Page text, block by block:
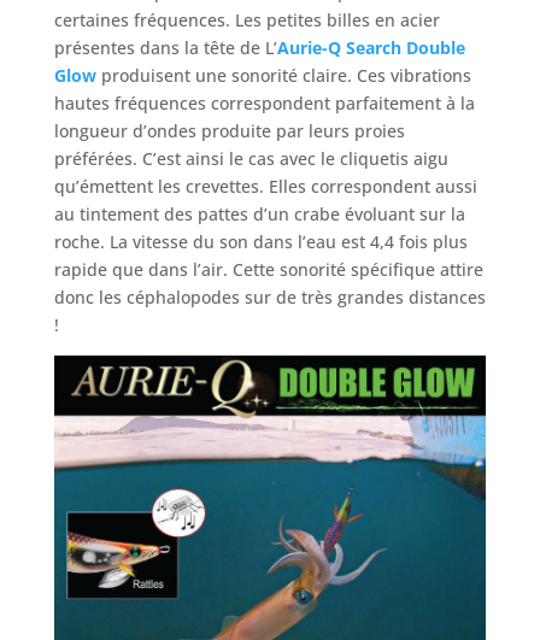
certaines fréquences. Les petites billes en acier
présentes dans la tête de L’Aurie-Q Search Double
Glow produisent une sonorité claire. Ces vibrations
hautes fréquences correspondent parfaitement à la
longueur d’ondes produite par leurs proies
préférées. C’est ainsi le cas avec le cliquetis aigu
qu’émettent les crevettes. Elles correspondent aussi
au tintement des pattes d’un crabe évoluant sur la
roche. La vitesse du son dans l’eau est 4,4 fois plus
rapide que dans l’air. Cette sonorité spécifique attire
donc les céphalopodes sur de très grandes distances
!